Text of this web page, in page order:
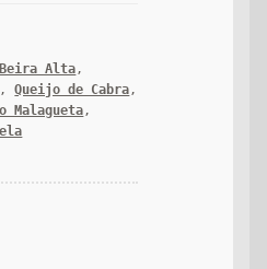
Beira Alta,
,Queijo de Cabra,
Malagueta,